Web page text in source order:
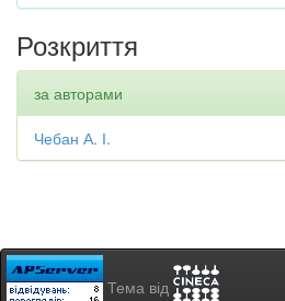
Розкриття
за авторами
Чебан А. І.
Тема від